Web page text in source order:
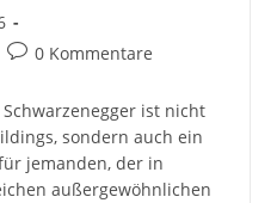
Beitrags-
0 Kommentare
ist nicht
sondern auch ein
jemanden, der in
außergewöhnlichen